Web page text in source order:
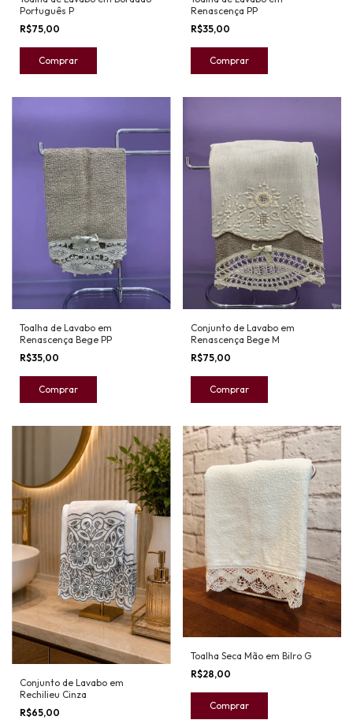
Português P
R$75,00
Renascença PP
R$35,00
Toalha de Lavabo em
Renascença Bege PP
R$35,00
Conjunto de Lavabo em
Renascença Bege M
R$75,00
Conjunto de Lavabo em
Rechilieu Cinza
R$65,00
Toalha Seca Mão em Bilro G
R$28,00